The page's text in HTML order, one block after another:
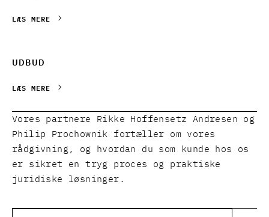
LÆS MERE
UDBUD
LÆS MERE
Vores partnere Rikke Hoffensetz Andresen og
Philip Prochownik fortæller om vores
rådgivning, og hvordan du som kunde hos os
er sikret en tryg proces og praktiske
juridiske løsninger.